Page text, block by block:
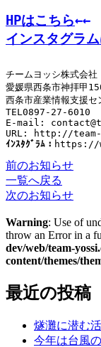
HPはこちら←←
インスタグラ
チームヨッシ株式会社
愛媛県西条市神拝甲
西条市産業情報支援セ
TEL0897-27-6010
E-mail:
ｲﾝｽﾀｸﾞﾗﾑ： https://
前のお知らせ
一覧へ戻る
次のお知らせ
Warning: Use of
throw an Error in a
dev/web/team-
content/themes/
最近の投稿
燧灘に潜む
今年は台風